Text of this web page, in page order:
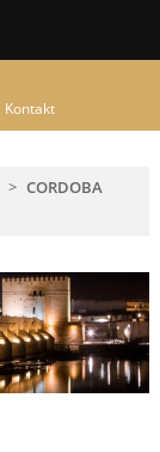
Kontakt
> CORDOBA